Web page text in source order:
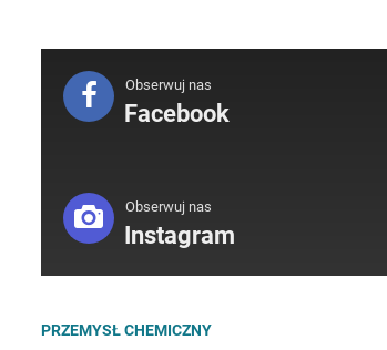
Obserwuj nas
Facebook
Obserwuj nas
Instagram
PRZEMYSŁ CHEMICZNY